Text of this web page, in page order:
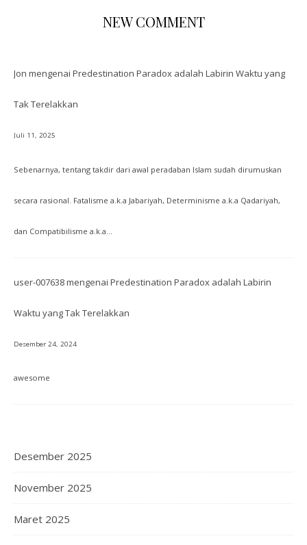
NEW COMMENT
Jon mengenai Predestination Paradox adalah Labirin Waktu yang
Tak Terelakkan
Juli 11, 2025
Sebenarnya, tentang takdir dari awal peradaban Islam sudah dirumuskan
secara rasional. Fatalisme a.k.a Jabariyah, Determinisme a.k.a Qadariyah,
dan Compatibilisme a.k.a…
user-007638mengenai Predestination Paradox adalah Labirin
Waktu yang Tak Terelakkan
Desember 24, 2024
awesome
Desember 2025
November 2025
Maret 2025